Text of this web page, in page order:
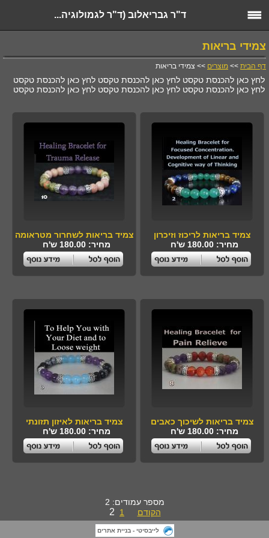
ד"ר גבריאלוב (ד"ר לגמולוגיה...
צמידי בריאות
דף הבית >> מוצרים >> צמידי בריאות
לחץ כאן להכנסת טקסט לחץ כאן להכנסת טקסט לחץ כאן להכנסת טקסט
לחץ כאן להכנסת טקסט לחץ כאן להכנסת טקסט לחץ כאן להכנסת טקסט
צמיד בריאות לריכוז וזיכרון
מחיר: 180.00 ש'ח
צמיד בריאות לשחרור מטראומה
מחיר: 180.00 ש'ח
צמיד בריאות לשיכוך כאבים
מחיר: 180.00 ש'ח
צמיד בריאות לאיזון תזונתי
מחיר: 180.00 ש'ח
מספר עמודים: 2
הקודם
1
2
לייבסיטי - בניית אתרים